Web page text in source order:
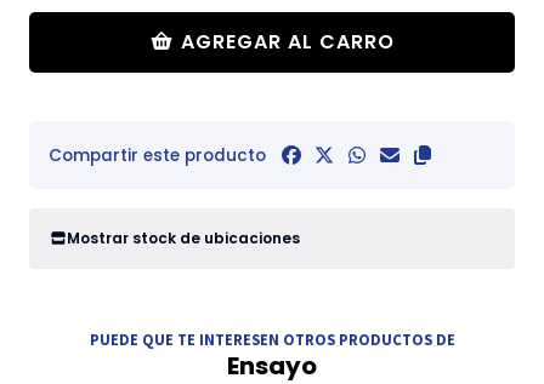
AGREGAR AL CARRO
Compartir este producto
Mostrar stock de ubicaciones
PUEDE QUE TE INTERESEN OTROS PRODUCTOS DE
Ensayo